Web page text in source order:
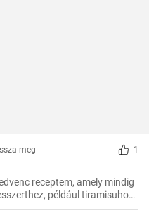
meg 1
receptem, amely mindig
például tiramisuhoz
is remekül illik.